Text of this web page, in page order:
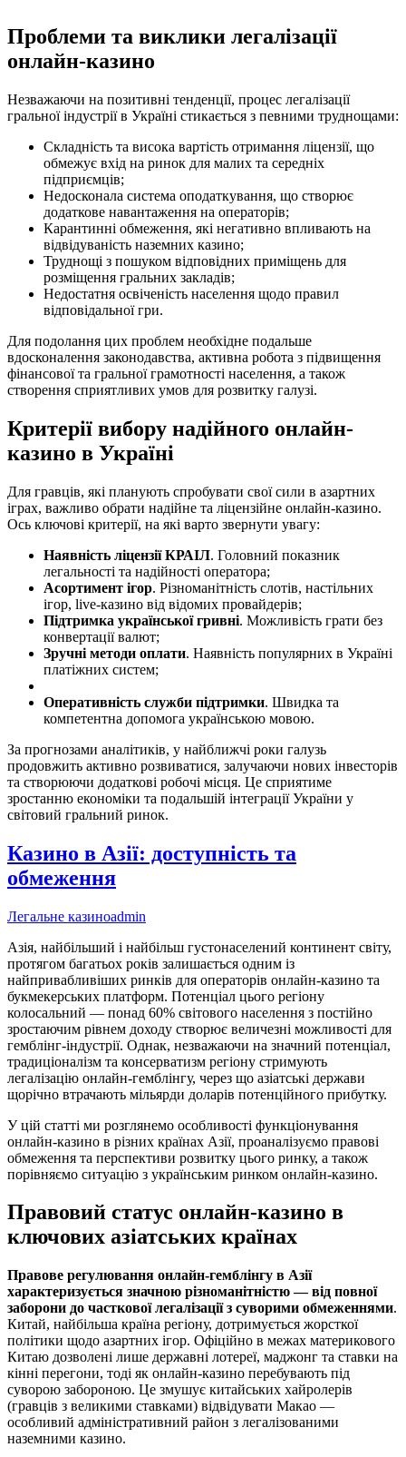
Проблеми та виклики легалізації
онлайн-казино
Незважаючи на позитивні тенденції, процес легалізації
гральної індустрії в Україні стикається з певними труднощами:
Складність та висока вартість отримання ліцензії, що
обмежує вхід на ринок для малих та середніх
підприємців;
Недосконала система оподаткування, що створює
додаткове навантаження на операторів;
Карантинні обмеження, які негативно впливають на
відвідуваність наземних казино;
Труднощі з пошуком відповідних приміщень для
розміщення гральних закладів;
Недостатня освіченість населення щодо правил
відповідальної гри.
Для подолання цих проблем необхідне подальше
вдосконалення законодавства, активна робота з підвищення
фінансової та гральної грамотності населення, а також
створення сприятливих умов для розвитку галузі.
Критерії вибору надійного онлайн-
казино в Україні
Для гравців, які планують спробувати свої сили в азартних
іграх, важливо обрати надійне та ліцензійне онлайн-казино.
Ось ключові критерії, на які варто звернути увагу:
Наявність ліцензії КРАІЛ. Головний показник
легальності та надійності оператора;
Асортимент ігор. Різноманітність слотів, настільних
ігор, live-казино від відомих провайдерів;
Підтримка української гривні. Можливість грати без
конвертації валют;
Зручні методи оплати. Наявність популярних в Україні
платіжних систем;
Оперативність служби підтримки. Швидка та
компетентна допомога українською мовою.
За прогнозами аналітиків, у найближчі роки галузь
продовжить активно розвиватися, залучаючи нових інвесторів
та створюючи додаткові робочі місця. Це сприятиме
зростанню економіки та подальшій інтеграції України у
світовий гральний ринок.
Казино в Азії: доступність та
обмеження
Легальне казиноadmin
Азія, найбільший і найбільш густонаселений континент світу,
протягом багатьох років залишається одним із
найпривабливіших ринків для операторів онлайн-казино та
букмекерських платформ. Потенціал цього регіону
колосальний — понад 60% світового населення з постійно
зростаючим рівнем доходу створює величезні можливості для
гемблінг-індустрії. Однак, незважаючи на значний потенціал,
традиціоналізм та консерватизм регіону стримують
легалізацію онлайн-гемблінгу, через що азіатські держави
щорічно втрачають мільярди доларів потенційного прибутку.
У цій статті ми розглянемо особливості функціонування
онлайн-казино в різних країнах Азії, проаналізуємо правові
обмеження та перспективи розвитку цього ринку, а також
порівняємо ситуацію з українським ринком онлайн-казино.
Правовий статус онлайн-казино в
ключових азіатських країнах
Правове регулювання онлайн-гемблінгу в Азії
характеризується значною різноманітністю — від повної
заборони до часткової легалізації з суворими обмеженнями.
Китай, найбільша країна регіону, дотримується жорсткої
політики щодо азартних ігор. Офіційно в межах материкового
Китаю дозволені лише державні лотереї, маджонг та ставки на
кінні перегони, тоді як онлайн-казино перебувають під
суворою забороною. Це змушує китайських хайролерів
(гравців з великими ставками) відвідувати Макао —
особливий адміністративний район з легалізованими
наземними казино.